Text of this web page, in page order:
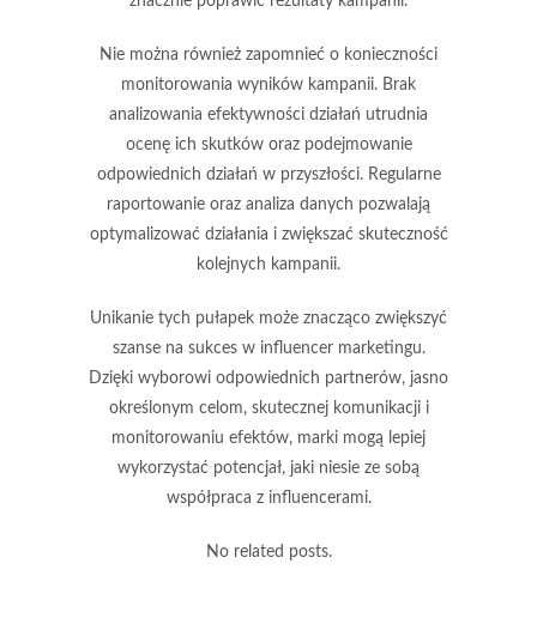
Nie można również zapomnieć o konieczności
monitorowania wyników kampanii. Brak
analizowania efektywności działań utrudnia
ocenę ich skutków oraz podejmowanie
odpowiednich działań w przyszłości. Regularne
raportowanie oraz analiza danych pozwalają
optymalizować działania i zwiększać skuteczność
kolejnych kampanii.
Unikanie tych pułapek może znacząco zwiększyć
szanse na sukces w influencer marketingu.
Dzięki wyborowi odpowiednich partnerów, jasno
określonym celom, skutecznej komunikacji i
monitorowaniu efektów, marki mogą lepiej
wykorzystać potencjał, jaki niesie ze sobą
współpraca z influencerami.
No related posts.